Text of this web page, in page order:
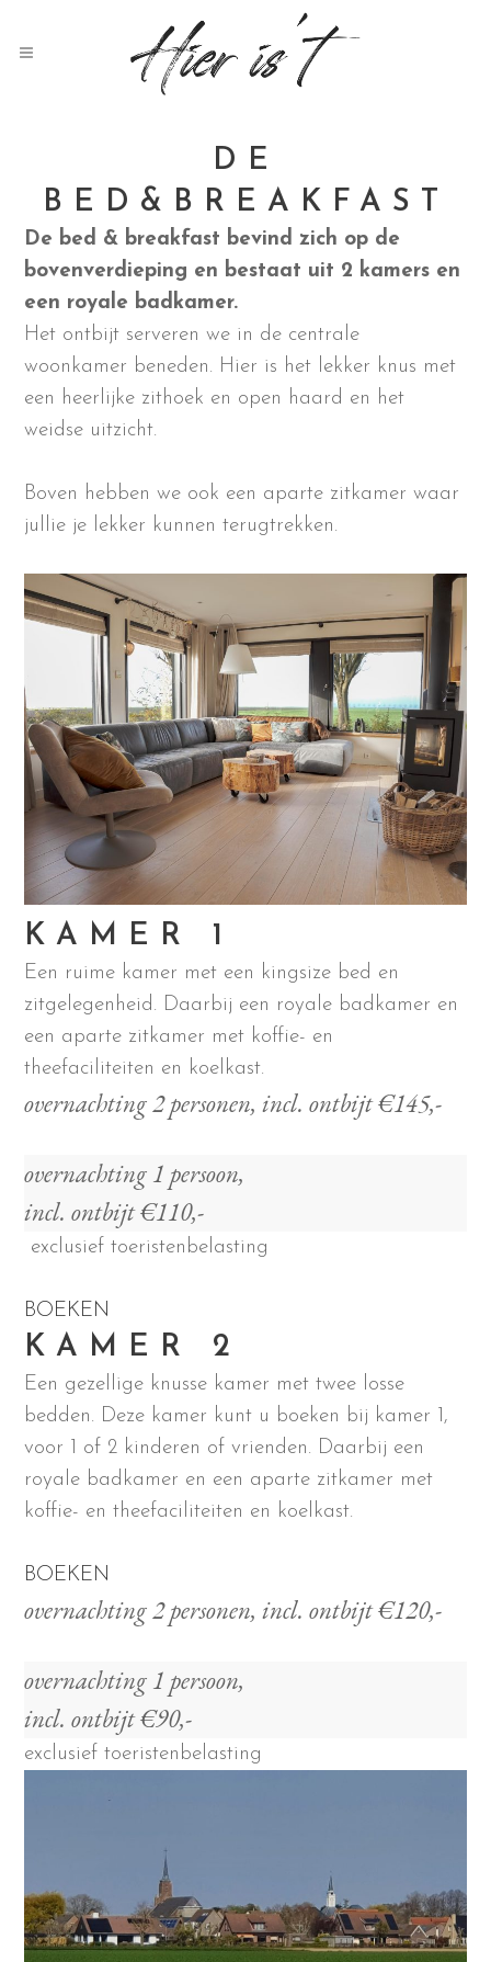
DE
BED&BREAKFAST
De bed & breakfast bevind zich op de
bovenverdieping en bestaat uit 2 kamers en
een royale badkamer.
Het ontbijt serveren we in de centrale
woonkamer beneden. Hier is het lekker knus met
een heerlijke zithoek en open haard en het
weidse uitzicht.
Boven hebben we ook een aparte zitkamer waar
jullie je lekker kunnen terugtrekken.
KAMER 1
Een ruime kamer met een kingsize bed en
zitgelegenheid. Daarbij een royale badkamer en
een aparte zitkamer met koffie- en
theefaciliteiten en koelkast.
overnachting 2 personen, incl. ontbijt €145,-
overnachting 1 persoon,
incl. ontbijt €110,-
exclusief toeristenbelasting
BOEKEN
KAMER 2
Een gezellige knusse kamer met twee losse
bedden. Deze kamer kunt u boeken bij kamer 1,
voor 1 of 2 kinderen of vrienden. Daarbij een
royale badkamer en een aparte zitkamer met
koffie- en theefaciliteiten en koelkast.
BOEKEN
overnachting 2 personen, incl. ontbijt €120,-
overnachting 1 persoon,
incl. ontbijt €90,-
exclusief toeristenbelasting